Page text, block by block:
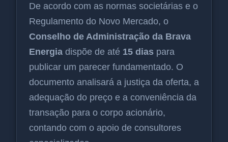
De acordo com as normas societárias e o
Regulamento do Novo Mercado, o
Conselho de Administração da Brava
Energia dispõe de até 15 dias para
publicar um parecer fundamentado. O
documento analisará a justiça da oferta, a
adequação do preço e a conveniência da
transação para o corpo acionário,
contando com o apoio de consultores